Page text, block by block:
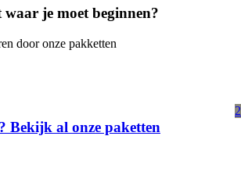
waar je moet beginnen?
door onze pakketten
Bekijk al onze paketten